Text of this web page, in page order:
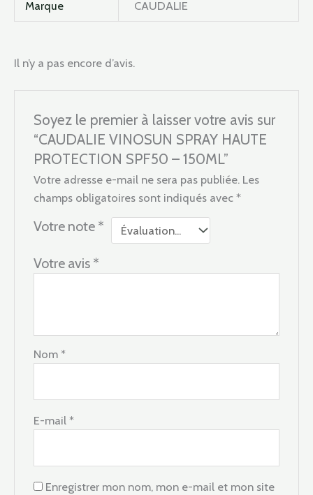
Marque CAUDALIE
Il n’y a pas encore d’avis.
Soyez le premier à laisser votre avis sur
“CAUDALIE VINOSUN SPRAY HAUTE
PROTECTION SPF50 – 150ML”
Votre adresse e-mail ne sera pas publiée. Les
champs obligatoires sont indiqués avec*
Votre note *
Votre avis *
Nom*
E-mail*
Enregistrer mon nom, mon e-mail et mon site